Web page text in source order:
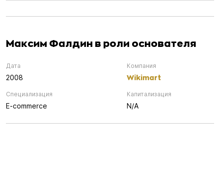
Максим Фалдин в роли основателя
Дата
2008
Компания
Wikimart
Специализация
E-commerce
Капитализация
N/A